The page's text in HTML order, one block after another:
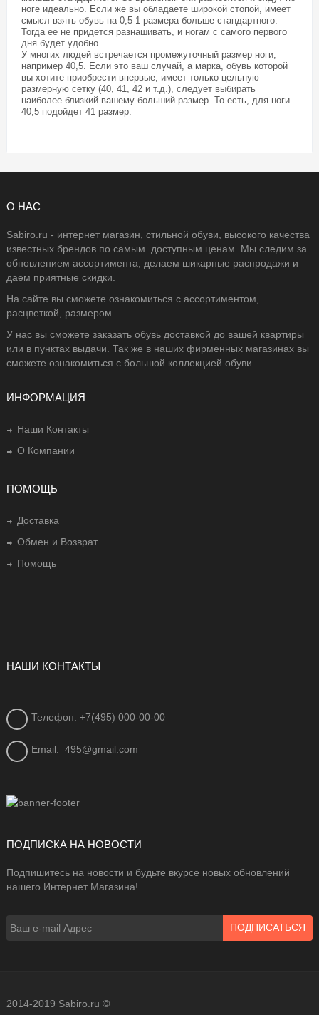
ноге идеально. Если же вы обладаете широкой стопой, имеет
смысл взять обувь на 0,5-1 размера больше стандартного.
Тогда ее не придется разнашивать, и ногам с самого первого
дня будет удобно.
У многих людей встречается промежуточный размер ноги,
например 40,5. Если это ваш случай, а марка, обувь которой
вы хотите приобрести впервые, имеет только цельную
размерную сетку (40, 41, 42 и т.д.), следует выбирать
наиболее близкий вашему больший размер. То есть, для ноги
40,5 подойдет 41 размер.
О НАС
Sabiro.ru - интернет магазин, стильной обуви, высокого качества
известных брендов по самым доступным ценам. Мы следим за
обновлением ассортимента, делаем шикарные распродажи и
даем приятные скидки.
На сайте вы сможете ознакомиться с ассортиментом,
расцветкой, размером.
У нас вы сможете заказать обувь доставкой до вашей квартиры
или в пунктах выдачи. Так же в наших фирменных магазинах вы
сможете ознакомиться с большой коллекцией обуви.
ИНФОРМАЦИЯ
Наши Контакты
О Компании
ПОМОЩЬ
Доставка
Обмен и Возврат
Помощь
НАШИ КОНТАКТЫ
Телефон: +7(495) 000-00-00
Email: 495@gmail.com
ПОДПИСКА НА НОВОСТИ
Подпишитесь на новости и будьте вкурсе новых обновлений
нашего Интернет Магазина!
2014-2019 Sabiro.ru ©